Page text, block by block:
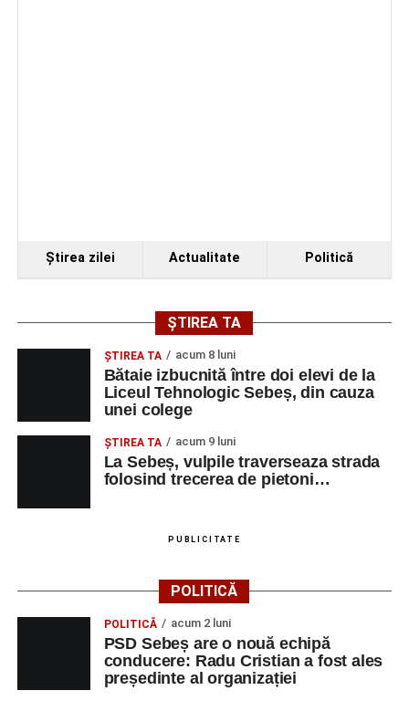
Ştirea zilei Actualitate Politică
ȘTIREA TA
ŞTIREA TA acum 8 luni
Bătaie izbucnită între doi elevi de la
Liceul Tehnologic Sebeș, din cauza
unei colege
ŞTIREA TA acum 9 luni
La Sebeș, vulpile traverseaza strada
folosind trecerea de pietoni…
PUBLICITATE
POLITICĂ
POLITICĂ acum 2 luni
PSD Sebeș are o nouă echipă
conducere: Radu Cristian a fost ales
președinte al organizației